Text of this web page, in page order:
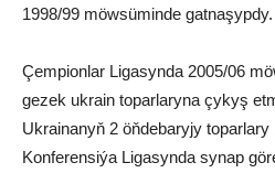
1998/99 möwsüminde gatnaşypdy.
Çempionlar Ligasynda 2005/06
gezek ukrain toparlaryna çykyş
Ukrainanyň 2 öňdebaryjy
Konferensiýa Ligasynda synap